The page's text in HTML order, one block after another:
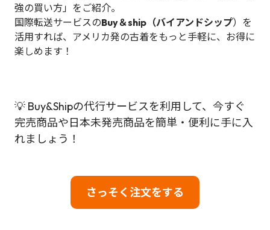
強の買い方」をご紹介。
国際転送サービスのBuy＆ship（バイアンドシップ）を
活用すれば、アメリカ発の古着をもっと手軽に、お得に
楽しめます！
💡 Buy&Shipの代行サービスを利用して、今すぐ
完売商品や日本未発売商品を簡単・便利に手に入
れましょう！
さっそく注文をする